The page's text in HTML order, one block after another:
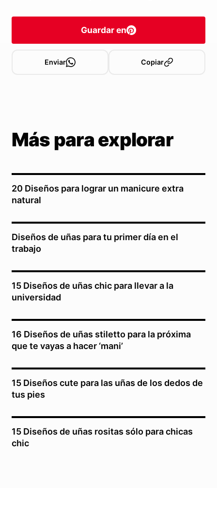
Guardar en
Enviar Copiar
Más para explorar
20 Diseños para lograr un manicure extra
natural
Diseños de uñas para tu primer día en el
trabajo
15 Diseños de uñas chic para llevar a la
universidad
16 Diseños de uñas stiletto para la próxima
que te vayas a hacer ‘mani’
15 Diseños cute para las uñas de los dedos de
tus pies
15 Diseños de uñas rositas sólo para chicas
chic